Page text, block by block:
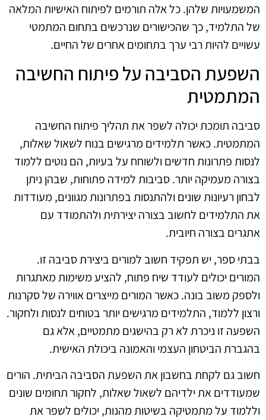
המשמעויות שלהן. כל אלה תורמים לפיתוח האישיות המלאה
של התלמיד, כך שהכישורים שנרכשים בתחום המתמטי
עשויים להיות רבי ערך בתחומים אחרים של החיים.
השפעת הסביבה על פיתוח החשיבה
המתמטית
סביבה תומכת יכולה לשפר את תהליך פיתוח החשיבה
המתמטית. כאשר תלמידים מרגישים בנוח לשאול שאלות,
לנסות פתרונות חדשים ולשוחח על בעיות, הם נוטים ללמוד
בצורה מעמיקה יותר. סביבות למידה פתוחות, שבהן ניתן
לבחון רעיונות שונים ולהתנסות בפתרונות מגוונים, מעודדות
את התלמידים לחשוב בצורה יצירתית ולהתמודד עם
אתגרים בצורה חיובית.
בבתי ספר, יש תפקיד חשוב למורים ביצירת סביבה זו.
המורים יכולים לעודד שיח פתוח, להציע משימות מאתגרות
ולספק משוב בונה. כאשר המורים מייצרים אווירה של סקרנות
ורצון ללמוד, התלמידים מרגישים יותר בטוחים לנסות ולחקור.
השפעה זו ניכרת לא רק בהישגים מתמטיים, אלא גם
בהגברת הביטחון העצמי והאמונה ביכולת האישית.
חשוב גם לקחת בחשבון את השפעת הסביבה הביתית. הורים
שמעודדים את ילדיהם לשאול שאלות, לחקור תחומים שונים
וללמוד על מתמטיקה בשיטות מהנות, יכולים לשפר את